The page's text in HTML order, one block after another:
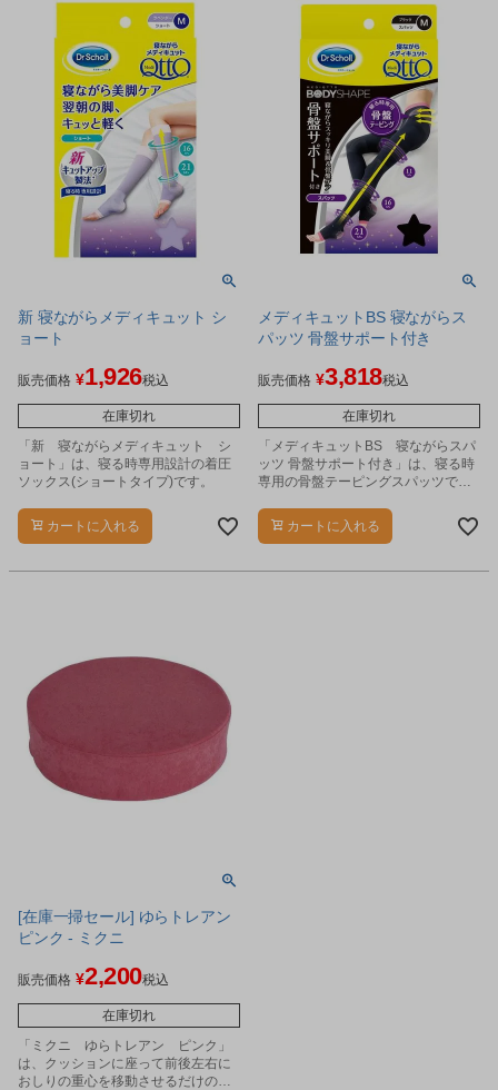
新 寝ながらメディキュット シ
ョート
販売価格 ¥1,926税込
在庫切れ
「新 寝ながらメディキュット シ
ョート」は、寝る時専用設計の着圧
ソックス(ショートタイプ)です。
カートに入れる
メディキュットBS 寝ながらス
パッツ 骨盤サポート付き
販売価格 ¥3,818税込
在庫切れ
「メディキュットBS 寝ながらスパ
ッツ 骨盤サポート付き」は、寝る時
専用の骨盤テーピングスパッツで
カートに入れる
[在庫一掃セール] ゆらトレアン
ピンク - ミクニ
販売価格 ¥2,200税込
在庫切れ
「ミクニ ゆらトレアン ピンク」
は、クッションに座って前後左右に
おしりの重心を移動させるだけの簡